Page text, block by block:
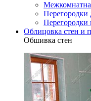
Перегородки
Перегородки
Облицовка стен и
Обшивка стен